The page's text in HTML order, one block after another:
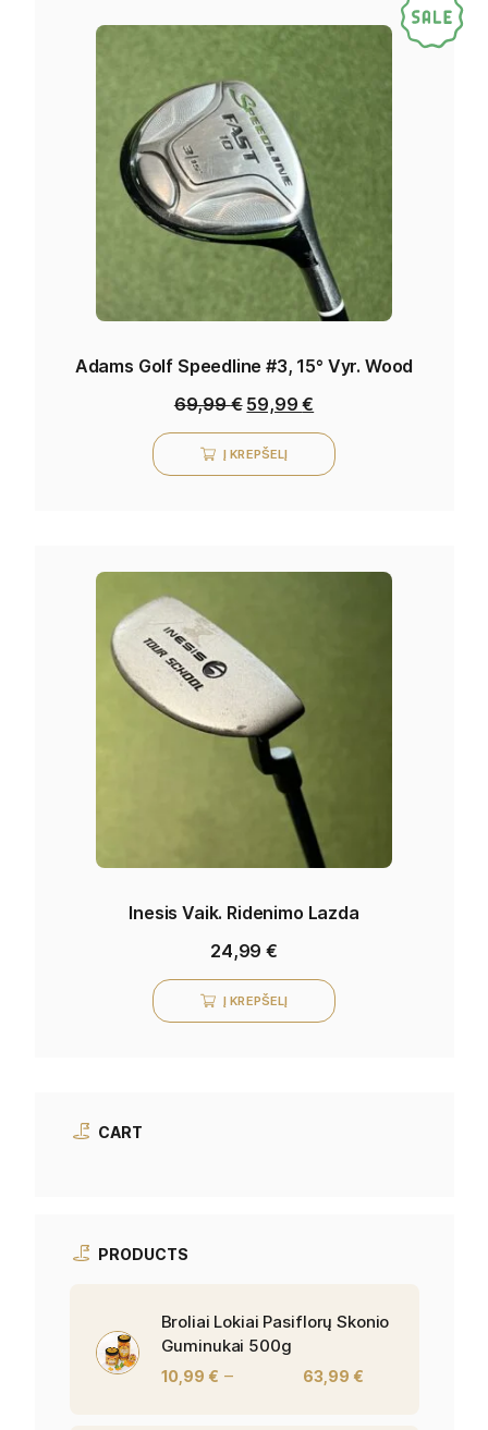
Adams Golf Speedline #3, 15° Vyr. Wood
69,99€ 59,99€
Į KREPŠELĮ
Inesis Vaik. Ridenimo Lazda
24,99€
Į KREPŠELĮ
CART
PRODUCTS
Broliai Lokiai Pasiflorų Skonio
Guminukai 500g
10,99 € – 63,99 €